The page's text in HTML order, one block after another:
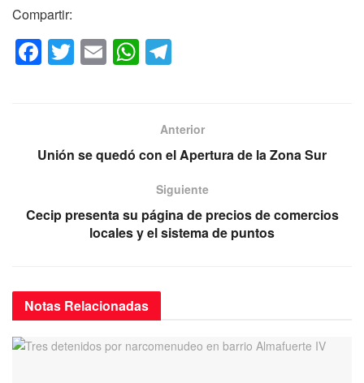
Compartir:
F
a
b
o
T
wi
E
m
W
h
A
p
gr
a
m
Anterior
Unión se quedó con el Apertura de la Zona Sur
Siguiente
Cecip presenta su página de precios de comercios
locales y el sistema de puntos
Notas Relacionadas